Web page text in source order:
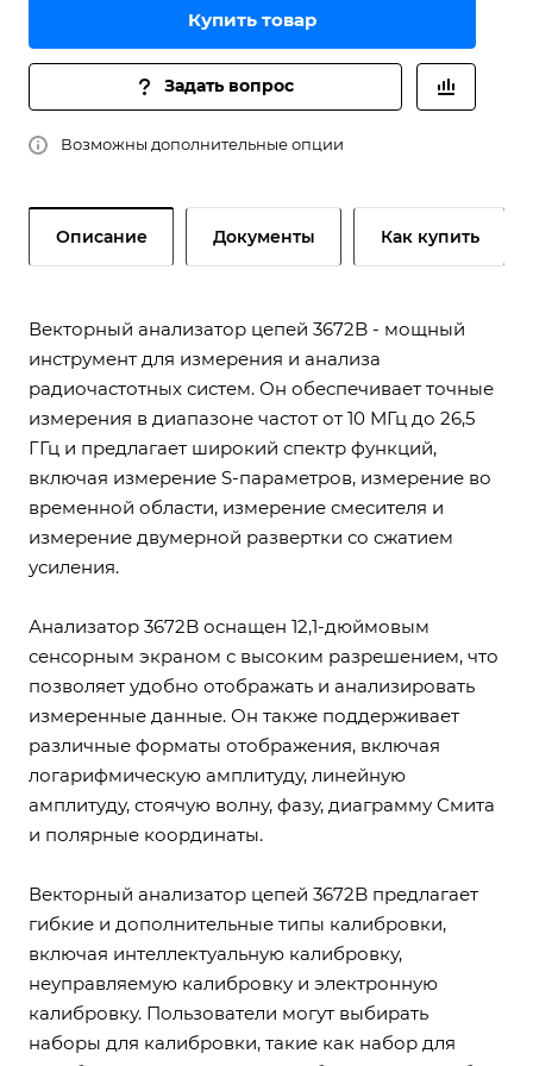
Купить товар
Задать вопрос
Возможны дополнительные опции
Описание Документы Как купить
Векторный анализатор цепей 3672B - мощный
инструмент для измерения и анализа
радиочастотных систем. Он обеспечивает точные
измерения в диапазоне частот от 10 МГц до 26,5
ГГц и предлагает широкий спектр функций,
включая измерение S-параметров, измерение во
временной области, измерение смесителя и
измерение двумерной развертки со сжатием
усиления.
Анализатор 3672B оснащен 12,1-дюймовым
сенсорным экраном с высоким разрешением, что
позволяет удобно отображать и анализировать
измеренные данные. Он также поддерживает
различные форматы отображения, включая
логарифмическую амплитуду, линейную
амплитуду, стоячую волну, фазу, диаграмму Смита
и полярные координаты.
Векторный анализатор цепей 3672B предлагает
гибкие и дополнительные типы калибровки,
включая интеллектуальную калибровку,
неуправляемую калибровку и электронную
калибровку. Пользователи могут выбирать
наборы для калибровки, такие как набор для